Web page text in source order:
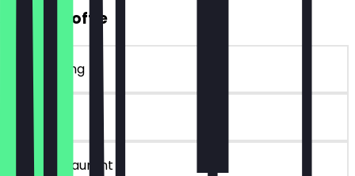
2voor1 Koffie
~€ 4 korting
90 dagen
in het restaurant